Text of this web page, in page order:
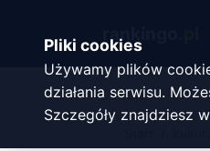
Pliki cookies
Używamy plików
działania serwisu.
Szczegóły znajdziesz w
rankingo.